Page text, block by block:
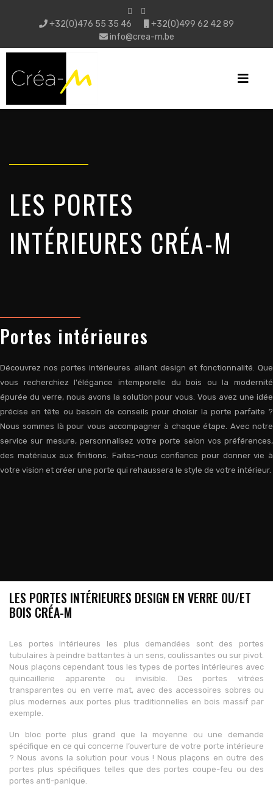
+32(0)476 55 35 46
+32(0)499 62 42 89
info@crea-m.be
LES PORTES
INTÉRIEURES CRÉA-M
Portes intérieures
Découvrez nos portes intérieures alliant design et fonctionnalité. Que
vous recherchiez l'élégance intemporelle du bois ou la modernité
épurée du verre, nous avons la solution pour vous. Vous avez une idée
précise en tête ou besoin de conseils pour choisir la porte parfaite ?
Nous sommes là pour vous accompagner à chaque étape. Avec notre
service sur mesure, personnalisez votre porte selon vos préférences,
des matériaux aux finitions. Faites-nous confiance pour donner vie à
votre vision et créer une porte qui rehaussera le style de votre intérieur.
LES PORTES INTÉRIEURES DESIGN EN VERRE OU/ET
BOIS CRÉA-M
Les portes intérieures les plus demandées sont des portes
tubulaires à peindre battantes à un sens, coulissantes ou sur pivot.
Nous plaçons cependant tous les types de portes intérieures avec
quincaillerie apparente ou invisible. Des portes vitrées
transparentes ou en verre mat, avec des accessoires sobres ou
plus modernes aux portes plus traditionnelles en bois massif par
exemple.
Un bloc porte plus grand que la moyenne ou une demande
spécifique en ce qui concerne l’ouverture de votre porte intérieure
? Nous avons la solution pour vous ! Nous plaçons en outre des
portes plus spécifiques telles que des portes coupe-feu ou des
portes anti-panique.